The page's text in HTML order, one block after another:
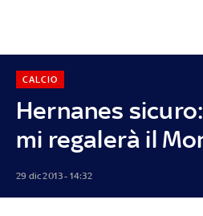
Hernanes
mi regalerà il
CALCIO
29 dic 2013 - 14:32